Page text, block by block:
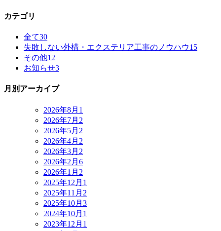
カテゴリ
全て30
失敗しない外構・エクステリア工事のノウハウ15
その他12
お知らせ3
月別アーカイブ
2026年8月 1
2026年7月 2
2026年5月 2
2026年4月 2
2026年3月 2
2026年2月 6
2026年1月 2
2025年12月 1
2025年11月 2
2025年10月 3
2024年10月 1
2023年12月 1